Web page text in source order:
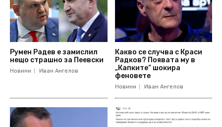
Румен Радев е замислил
нещо страшно за Пеевски
Новини Иван Ангелов
Какво се случва с Краси
Радков? Появата му в
„Капките“ шокира
феновете
Новини Иван Ангелов